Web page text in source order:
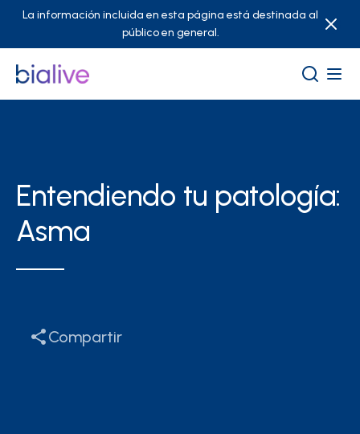
La información incluida en esta página está destinada al
público en general.
Entendiendo tu patología:
Asma
Compartir